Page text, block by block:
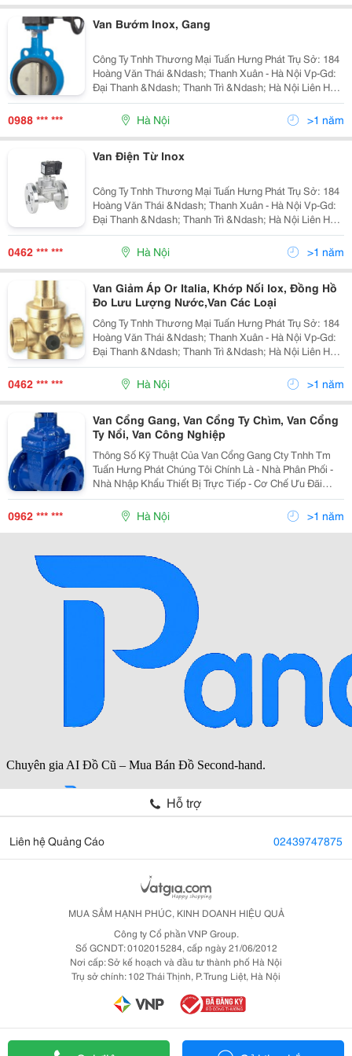
Van Bướm Inox, Gang
Công Ty Tnhh Thương Mại Tuấn Hưng Phát Trụ Sở: 184
Hoàng Văn Thái &Ndash; Thanh Xuân - Hà Nội Vp-Gd:
Đại Thanh &Ndash; Thanh Trì &Ndash; Hà Nội Liên Hệ:
Mr Tuấn - Phòng Kinh Doanh
0988 *** *** Hà Nội >1 năm
Van Điện Từ Inox
Công Ty Tnhh Thương Mại Tuấn Hưng Phát Trụ Sở: 184
Hoàng Văn Thái &Ndash; Thanh Xuân - Hà Nội Vp-Gd:
Đại Thanh &Ndash; Thanh Trì &Ndash; Hà Nội Liên Hệ:
Mr Tuấn - Phòng Kinh Doanh
0462 *** *** Hà Nội >1 năm
Van Giảm Áp Or Italia, Khớp Nối Iox, Đồng Hồ
Đo Lưu Lượng Nước,Van Các Loại
Công Ty Tnhh Thương Mại Tuấn Hưng Phát Trụ Sở: 184
Hoàng Văn Thái &Ndash; Thanh Xuân - Hà Nội Vp-Gd:
Đại Thanh &Ndash; Thanh Trì &Ndash; Hà Nội Liên Hệ:
Mr Tuấn - Phòng Kinh Doanh
0462 *** *** Hà Nội >1 năm
Van Cổng Gang, Van Cổng Ty Chìm, Van Cổng
Ty Nổi, Van Công Nghiệp
Thông Số Kỹ Thuật Của Van Cổng Gang Cty Tnhh Tm
Tuấn Hưng Phát Chúng Tôi Chính Là - Nhà Phân Phối -
Nhà Nhập Khẩu Thiết Bị Trực Tiếp - Cơ Chế Ưu Đãi
Nhất - Dịch Vụ Tốt Nhất Chuyên Cung Cấ
0962 *** *** Hà Nội >1 năm
Hỗ trợ
Liên hệ Quảng Cáo 02439747875
MUA SẮM HẠNH PHÚC, KINH DOANH HIỆU QUẢ
Công ty Cổ phần VNP Group.
Số GCNDT: 0102015284, cấp ngày 21/06/2012
Nơi cấp: Sở kế hoạch và đầu tư thành phố Hà Nội
Trụ sở chính: 102 Thái Thịnh, P. Trung Liệt, Hà Nội